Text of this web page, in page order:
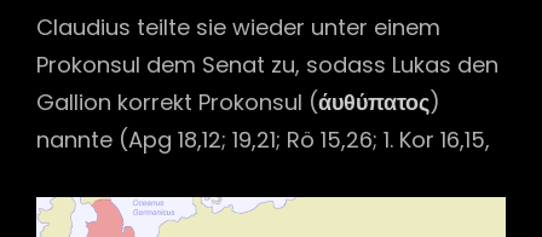
Claudius teilte sie wieder unter einem
Prokonsul dem Senat zu, sodass Lukas den
Gallion korrekt Prokonsul (άυθύπατος)
nannte (Apg 18,12; 19,21; Rö 15,26; 1. Kor 16,15,